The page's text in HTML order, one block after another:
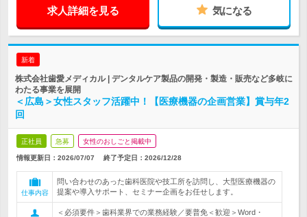
求人詳細を見る 気になる
新着
株式会社歯愛メディカル | デンタルケア製品の開発・製造・販売など多岐に
わたる事業を展開
＜広島＞女性スタッフ活躍中！【医療機器の企画営業】賞与年2
回
正社員 急募 女性のおしごと掲載中
情報更新日：2026/07/07 終了予定日： 2026/12/28
仕事内容
問い合わせのあった歯科医院や技工所を訪問し、大型医療機器の
提案や導入サポート、セミナー企画をお任せします。
＜必須要件＞歯科業界での業務経験／要普免＜歓迎＞Word・